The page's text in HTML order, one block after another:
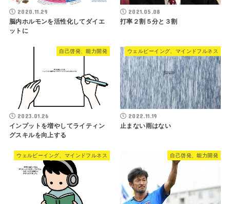
2020.11.29
脳内ホルモンを活性化してダイエ
ットに
2021.05.08
打率２割５分と３割
自己啓発、能力開発
2023.01.26
インプットを増やしてライティン
グスキルを向上する
ウェルビーイング、マインドフルネス
2022.11.19
止まない雨はない
ウェルビーイング、マインドフルネス 自己啓発、能力開発